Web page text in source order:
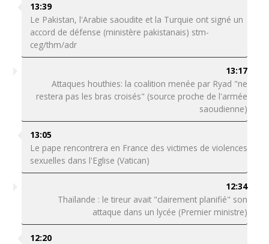
13:39
Le Pakistan, l'Arabie saoudite et la Turquie ont signé un
accord de défense (ministère pakistanais) stm-
ceg/thm/adr
13:17
Attaques houthies: la coalition menée par Ryad "ne
restera pas les bras croisés" (source proche de l'armée
saoudienne)
13:05
Le pape rencontrera en France des victimes de violences
sexuelles dans l'Eglise (Vatican)
12:34
Thaïlande : le tireur avait "clairement planifié" son
attaque dans un lycée (Premier ministre)
12:20